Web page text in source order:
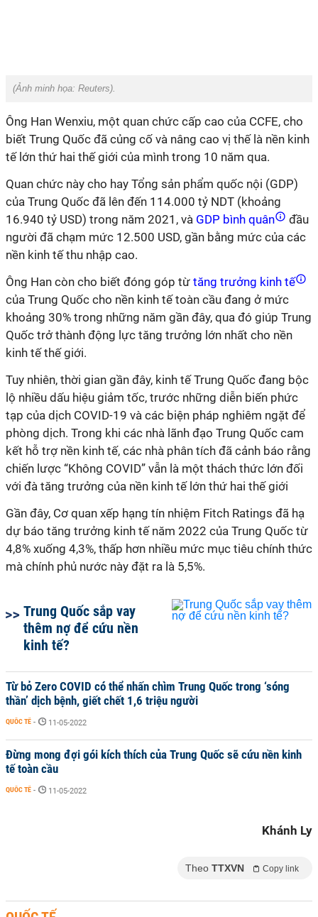
(Ảnh minh họa: Reuters).
Ông Han Wenxiu, một quan chức cấp cao của CCFE, cho
biết Trung Quốc đã củng cố và nâng cao vị thế là nền kinh
tế lớn thứ hai thế giới của mình trong 10 năm qua.
Quan chức này cho hay Tổng sản phẩm quốc nội (GDP)
của Trung Quốc đã lên đến 114.000 tỷ NDT (khoảng
16.940 tỷ USD) trong năm 2021, và GDP bình quân
đầu
người đã chạm mức 12.500 USD, gần bằng mức của các
nền kinh tế thu nhập cao.
Ông Han còn cho biết đóng góp từ tăng trưởng kinh tế
của Trung Quốc cho nền kinh tế toàn cầu đang ở mức
khoảng 30% trong những năm gần đây, qua đó giúp Trung
Quốc trở thành động lực tăng trưởng lớn nhất cho nền
kinh tế thế giới.
Tuy nhiên, thời gian gần đây, kinh tế Trung Quốc đang bộc
lộ nhiều dấu hiệu giảm tốc, trước những diễn biến phức
tạp của dịch COVID-19 và các biện pháp nghiêm ngặt để
phòng dịch. Trong khi các nhà lãnh đạo Trung Quốc cam
kết hỗ trợ nền kinh tế, các nhà phân tích đã cảnh báo rằng
chiến lược “Không COVID” vẫn là một thách thức lớn đối
với đà tăng trưởng của nền kinh tế lớn thứ hai thế giới
Gần đây, Cơ quan xếp hạng tín nhiệm Fitch Ratings đã hạ
dự báo tăng trưởng kinh tế năm 2022 của Trung Quốc từ
4,8% xuống 4,3%, thấp hơn nhiều mức mục tiêu chính thức
mà chính phủ nước này đặt ra là 5,5%.
Trung Quốc sắp vay
thêm nợ để cứu nền
kinh tế?
Từ bỏ Zero COVID có thể nhấn chìm Trung Quốc trong ‘sóng
thần’ dịch bệnh, giết chết 1,6 triệu người
QUỐC TẾ - 11-05-2022
Đừng mong đợi gói kích thích của Trung Quốc sẽ cứu nền kinh
tế toàn cầu
QUỐC TẾ - 11-05-2022
Khánh Ly
Theo TTXVN Copy link